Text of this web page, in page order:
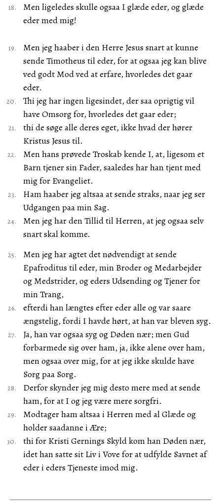
Men ligeledes skulle ogsaa I glæde eder, og glæde
eder med mig!
Men jeg haaber i den Herre Jesus snart at kunne
sende Timotheus til eder, for at ogsaa jeg kan blive
ved godt Mod ved at erfare, hvorledes det gaar
eder.
Thi jeg har ingen ligesindet, der saa oprigtig vil
have Omsorg for, hvorledes det gaar eder;
thi de søge alle deres eget, ikke hvad der hører
Kristus Jesus til.
Men hans prøvede Troskab kende I, at, ligesom et
Barn tjener sin Fader, saaledes har han tjent med
mig for Evangeliet.
Ham haaber jeg altsaa at sende straks, naar jeg ser
Udgangen paa min Sag.
Men jeg har den Tillid til Herren, at jeg ogsaa selv
snart skal komme.
Men jeg har agtet det nødvendigt at sende
Epafroditus til eder, min Broder og Medarbejder
og Medstrider, og eders Udsending og Tjener for
min Trang,
efterdi han længtes efter eder alle og var saare
ængstelig, fordi I havde hørt, at han var bleven syg.
Ja, han var ogsaa syg og Døden nær; men Gud
forbarmede sig over ham, ja, ikke alene over ham,
men ogsaa over mig, for at jeg ikke skulde have
Sorg paa Sorg.
Derfor skynder jeg mig desto mere med at sende
ham, for at I og jeg være mere sorgfri.
Modtager ham altsaa i Herren med al Glæde og
holder saadanne i Ære;
thi for Kristi Gernings Skyld kom han Døden nær,
idet han satte sit Liv i Vove for at udfylde Savnet af
eder i eders Tjeneste imod mig.